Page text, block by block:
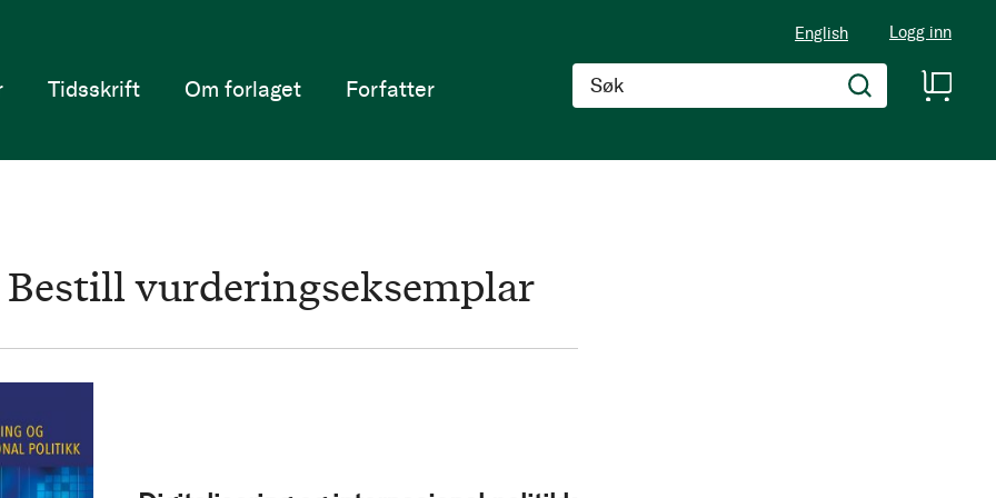
English Logg inn
Søk
Tidsskrift Om forlaget Forfatter
Bestill vurderingseksemplar